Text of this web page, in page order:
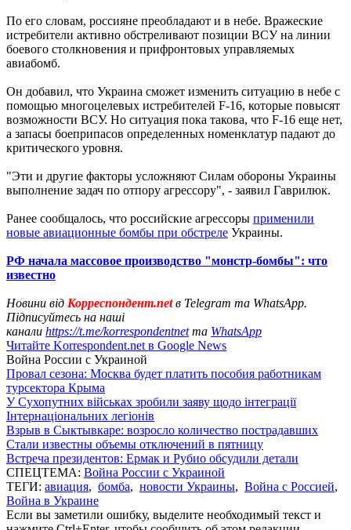
По его словам, россияне преобладают и в небе. Вражеские
истребители активно обстреливают позиции ВСУ на линии
боевого столкновения и прифронтовых управляемых
авиабомб.
Он добавил, что Украина сможет изменить ситуацию в небе с
помощью многоцелевых истребителей F-16, которые повысят
возможности ВСУ. Но ситуация пока такова, что F-16 еще нет,
а запасы боеприпасов определенных номенклатур падают до
критического уровня.
"Эти и другие факторы усложняют Силам обороны Украины
выполнение задач по отпору агрессору", - заявил Гаврилюк.
Ранее сообщалось, что российские агрессоры применили
новые авиационные бомбы при обстреле Украины.
РФ начала массовое производство "монстр-бомбы": что
известно
Новини від Корреспондент.netв Telegram та WhatsApp.
Підписуйтесь на наші
канали https://t.me/korrespondentnetта WhatsApp
Читайте Korrespondent.net в Google News
Война России с Украиной
Провал сезона: Москва будет платить пособия работникам
турсектора Крыма
У Сухопутних військах зробили заяву щодо інтеграції
Інтернаціональних легіонів
Взрыв в Сыктывкаре: возросло количество пострадавших
Стали известны объемы отключений в пятницу
Встреча президентов: Ермак и Рубио обсудили детали
СПЕЦТЕМА: Война России с Украиной
ТЕГИ: авиация, бомба, новости Украины, Война с Россией,
Война в Украине
Если вы заметили ошибку, выделите необходимый текст и